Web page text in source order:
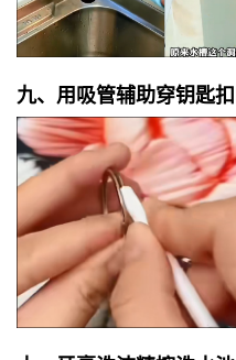
九、用吸管辅助穿钥匙扣